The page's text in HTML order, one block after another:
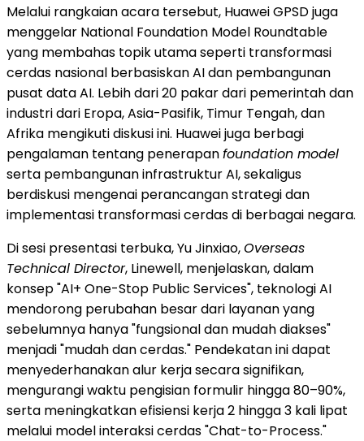
Melalui rangkaian acara tersebut, Huawei GPSD juga
menggelar National Foundation Model Roundtable
yang membahas topik utama seperti transformasi
cerdas nasional berbasiskan AI dan pembangunan
pusat data AI. Lebih dari 20 pakar dari pemerintah dan
industri dari Eropa, Asia-Pasifik, Timur Tengah, dan
Afrika mengikuti diskusi ini. Huawei juga berbagi
pengalaman tentang penerapanfoundation model
serta pembangunan infrastruktur AI, sekaligus
berdiskusi mengenai perancangan strategi dan
implementasi transformasi cerdas di berbagai negara.
Di sesi presentasi terbuka, Yu Jinxiao,Overseas
Technical Director, Linewell, menjelaskan, dalam
konsep "AI+ One-Stop Public Services", teknologi AI
mendorong perubahan besar dari layanan yang
sebelumnya hanya "fungsional dan mudah diakses"
menjadi "mudah dan cerdas." Pendekatan ini dapat
menyederhanakan alur kerja secara signifikan,
mengurangi waktu pengisian formulir hingga 80–90%,
serta meningkatkan efisiensi kerja 2 hingga 3 kali lipat
melalui model interaksi cerdas "Chat-to-Process."